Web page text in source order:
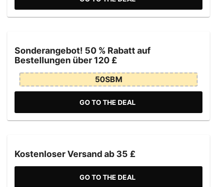
Sonderangebot! 50 % Rabatt auf
Bestellungen über 120 £
50SBM
GO TO THE DEAL
Kostenloser Versand ab 35 £
GO TO THE DEAL